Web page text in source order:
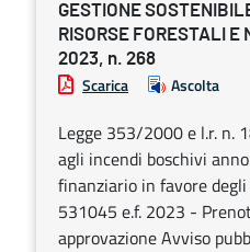
GESTIONE
RISORSE FORESTALI
2023, n. 268
Scarica Ascolta
Legge 353/2000 e l.r.
agli incendi boschivi
finanziario in favore
531045 e.f. 2023 -
approvazione Avviso